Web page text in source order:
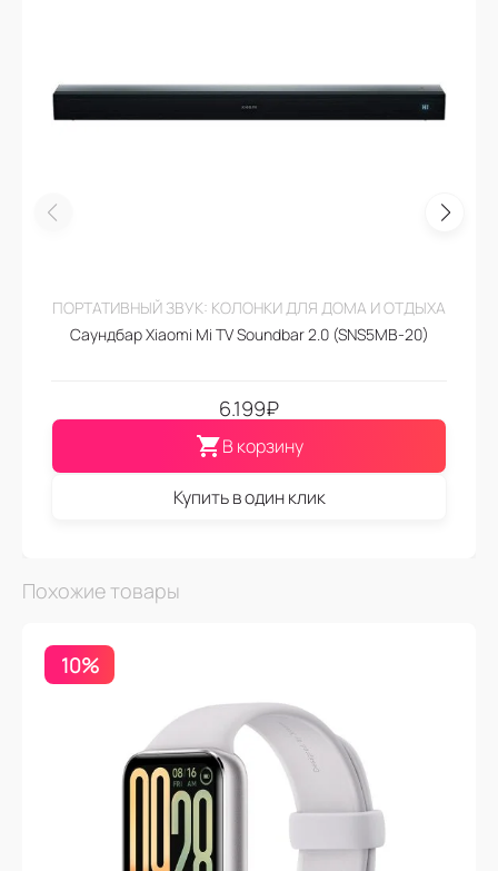
ПОРТАТИВНЫЙ ЗВУК: КОЛОНКИ ДЛЯ ДОМА И ОТДЫХА
Саундбар Xiaomi Mi TV Soundbar 2.0 (SNS5MB-20)
6.199₽
В корзину
Купить в один клик
Похожие товары
10%